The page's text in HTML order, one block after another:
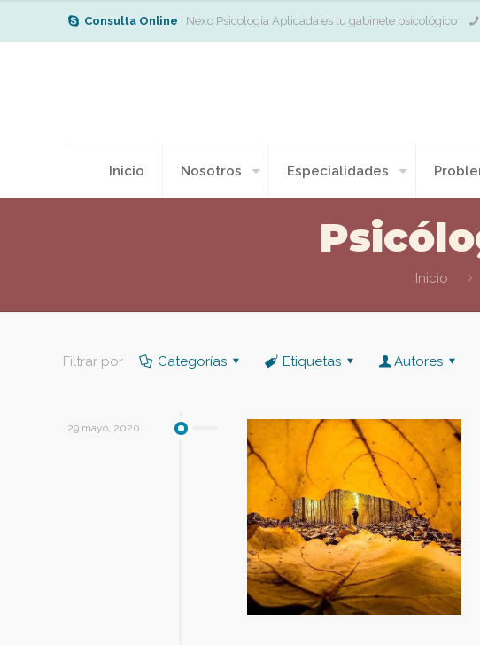
Consulta Online | Nexo Psicología Aplicada es tu gabinete psicológico
Inicio Nosotros Especialidades
Inicio
Filtrar por Categorías Etiquetas Autores
29 mayo, 2020